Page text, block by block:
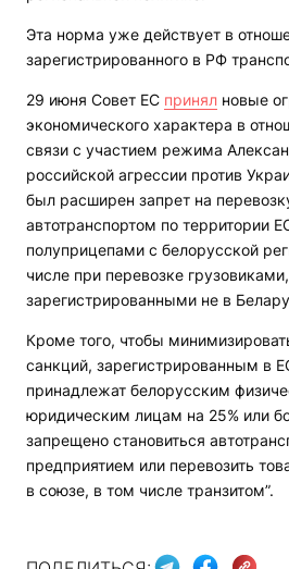
Эта норма уже действует в
зарегистрированного в РФ
29 июня Совет ЕС принял новые
экономического характера в
связи с участием режима
российской агрессии против
был расширен запрет на
автотранспортом по территории
полуприцепами с белорусской
числе при перевозке грузовиками,
зарегистрированными не в
Кроме того, чтобы
санкций, зарегистрированным в
принадлежат белорусским
юридическим лицам на 25% или
запрещено становиться
предприятием или перевозить
в союзе, в том числе транзитом”.